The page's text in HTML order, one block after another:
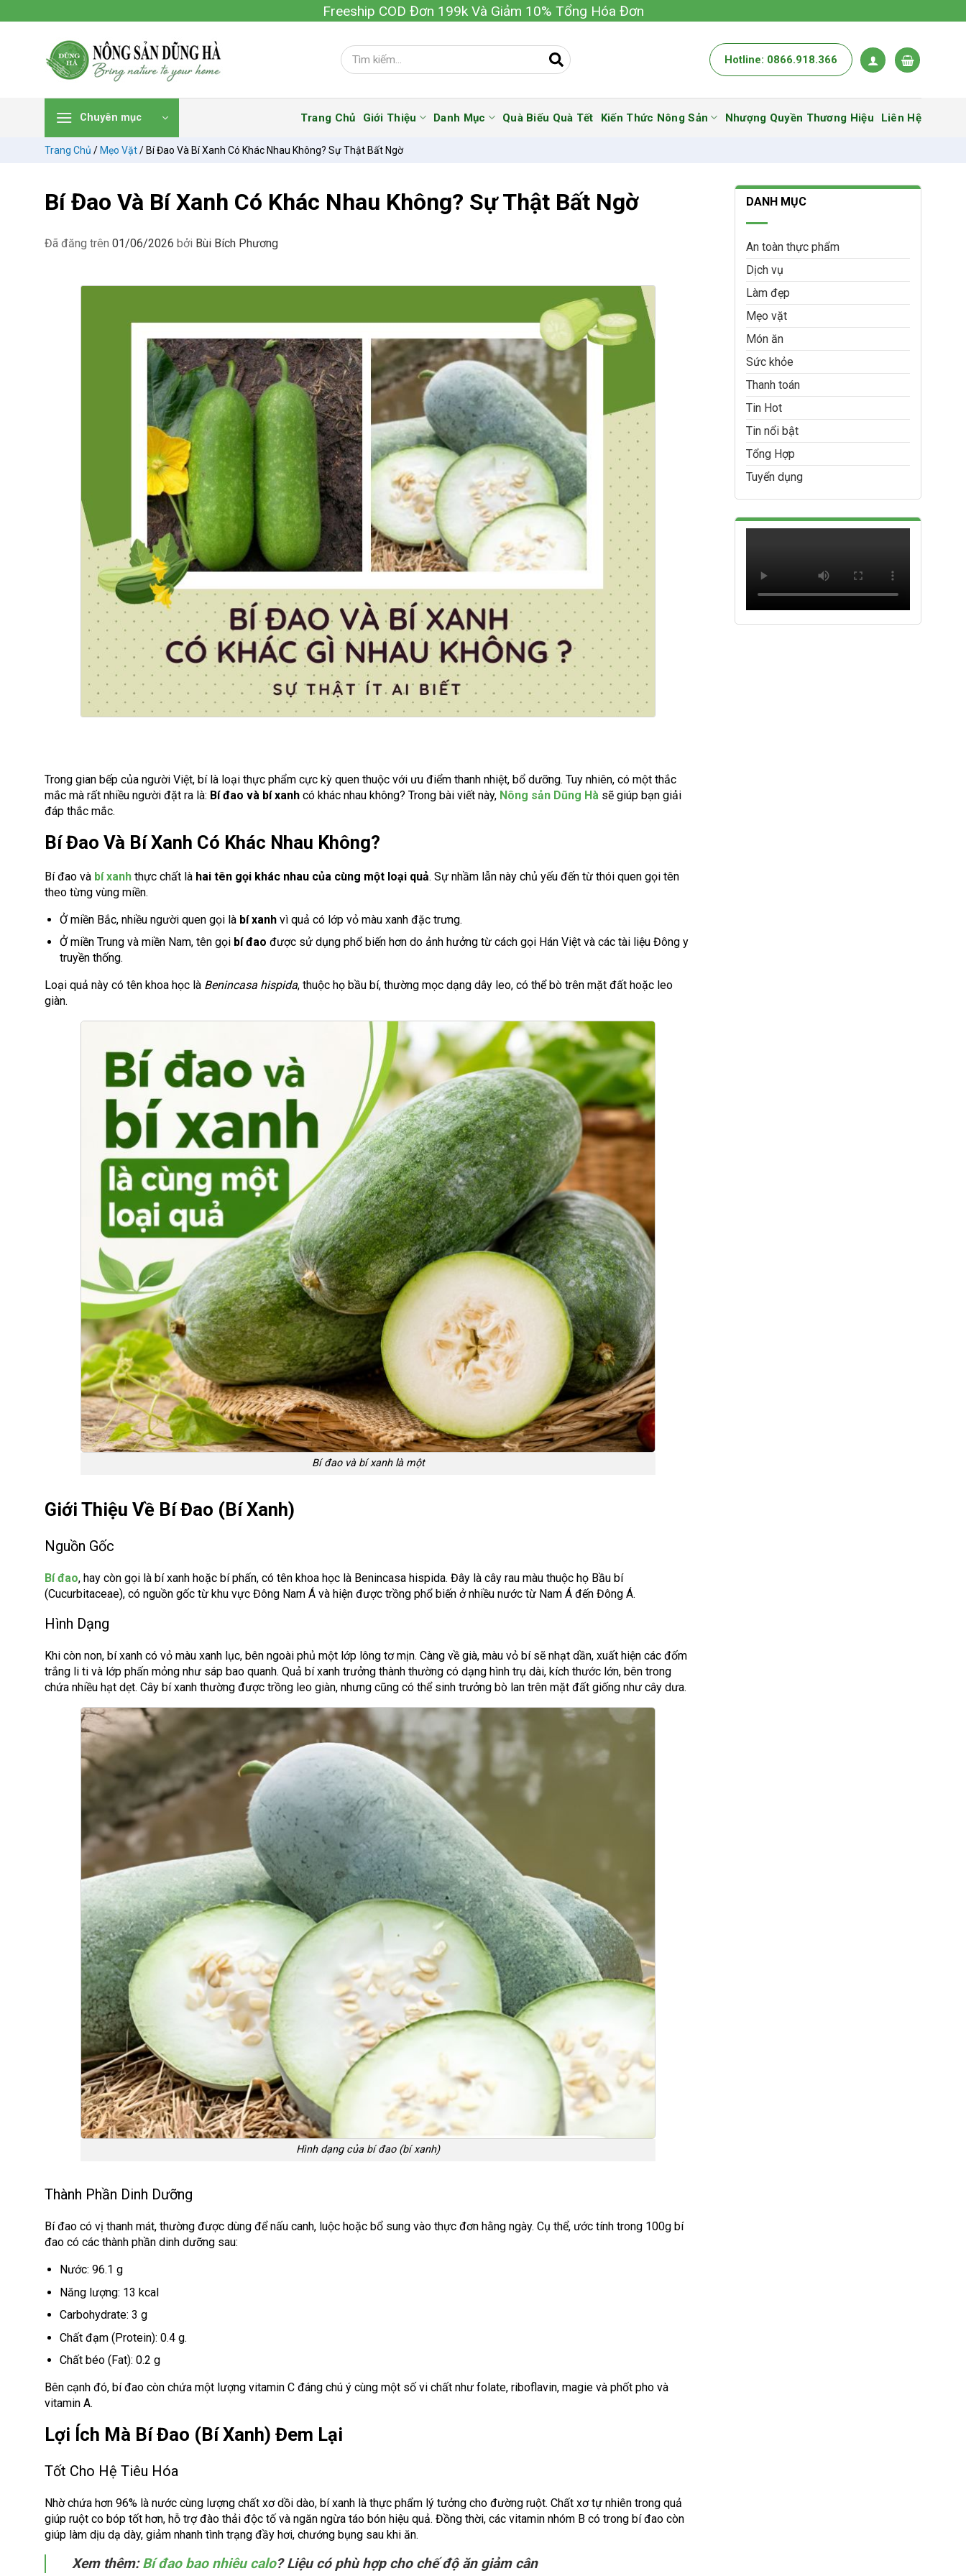
đến
Freeship COD Đơn 199k Và Giảm 10% Tổng Hóa Đơn
Hotline: 0866.918.366
Chuyên mục Trang Chủ Giới Thiệu Danh Mục Quà Biếu Quà Tết Kiến Thức Nông Sản Nhượng Quyền Thương Hiệu Liên Hệ
Trang Chủ / Mẹo Vặt/ Bí Đao Và Bí Xanh Có Khác Nhau Không? Sự Thật Bất Ngờ
Bí Đao Và Bí Xanh Có Khác Nhau Không? Sự Thật Bất Ngờ
Đã đăng trên 01/06/2026 bởi Bùi Bích Phương
Trong gian bếp của người Việt, bí là loại thực phẩm cực kỳ quen thuộc với ưu điểm thanh nhiệt, bổ dưỡng. Tuy nhiên, có một thắc
mắc mà rất nhiều người đặt ra là: Bí đao và bí xanh có khác nhau không? Trong bài viết này, Nông sản Dũng Hà sẽ giúp bạn giải
đáp thắc mắc.
Bí Đao Và Bí Xanh Có Khác Nhau Không?
Bí đao và bí xanh thực chất là hai tên gọi khác nhau của cùng một loại quả. Sự nhầm lẫn này chủ yếu đến từ thói quen gọi tên
theo từng vùng miền.
Ở miền Bắc, nhiều người quen gọi là bí xanhvì quả có lớp vỏ màu xanh đặc trưng.
Ở miền Trung và miền Nam, tên gọi bí đao được sử dụng phổ biến hơn do ảnh hưởng từ cách gọi Hán Việt và các tài liệu Đông y
truyền thống.
Loại quả này có tên khoa học là Benincasa hispida, thuộc họ bầu bí, thường mọc dạng dây leo, có thể bò trên mặt đất hoặc leo
giàn.
Bí đao và bí xanh là một
Giới Thiệu Về Bí Đao (bí Xanh)
Nguồn Gốc
Bí đao, hay còn gọi là bí xanh hoặc bí phấn, có tên khoa học là Benincasa hispida. Đây là cây rau màu thuộc họ Bầu bí
(Cucurbitaceae), có nguồn gốc từ khu vực Đông Nam Á và hiện được trồng phổ biến ở nhiều nước từ Nam Á đến Đông Á.
Hình Dạng
Khi còn non, bí xanh có vỏ màu xanh lục, bên ngoài phủ một lớp lông tơ mịn. Càng về già, màu vỏ bí sẽ nhạt dần, xuất hiện các đốm
trắng li ti và lớp phấn mỏng như sáp bao quanh. Quả bí xanh trưởng thành thường có dạng hình trụ dài, kích thước lớn, bên trong
chứa nhiều hạt dẹt. Cây bí xanh thường được trồng leo giàn, nhưng cũng có thể sinh trưởng bò lan trên mặt đất giống như cây dưa.
Hình dạng của bí đao (bí xanh)
Thành Phần Dinh Dưỡng
Bí đao có vị thanh mát, thường được dùng để nấu canh, luộc hoặc bổ sung vào thực đơn hằng ngày. Cụ thể, ước tính trong 100g bí
đao có các thành phần dinh dưỡng sau:
Nước: 96.1 g
Năng lượng: 13 kcal
Carbohydrate: 3 g
Chất đạm (Protein): 0.4 g.
Chất béo (Fat): 0.2 g
Bên cạnh đó, bí đao còn chứa một lượng vitamin C đáng chú ý cùng một số vi chất như folate, riboflavin, magie và phốt pho và
vitamin A.
Lợi Ích Mà Bí Đao (bí Xanh) Đem Lại
Tốt Cho Hệ Tiêu Hóa
Nhờ chứa hơn 96% là nước cùng lượng chất xơ dồi dào, bí xanh là thực phẩm lý tưởng cho đường ruột. Chất xơ tự nhiên trong quả
giúp ruột co bóp tốt hơn, hỗ trợ đào thải độc tố và ngăn ngừa táo bón hiệu quả. Đồng thời, các vitamin nhóm B có trong bí đao còn
giúp làm dịu dạ dày, giảm nhanh tình trạng đầy hơi, chướng bụng sau khi ăn.
Xem thêm:Bí đao bao nhiêu calo? Liệu có phù hợp cho chế độ ăn giảm cân
DANH MỤC
An toàn thực phẩm
Dịch vụ
Làm đẹp
Mẹo vặt
Món ăn
Sức khỏe
Thanh toán
Tin Hot
Tin nổi bật
Tổng Hợp
Tuyển dụng